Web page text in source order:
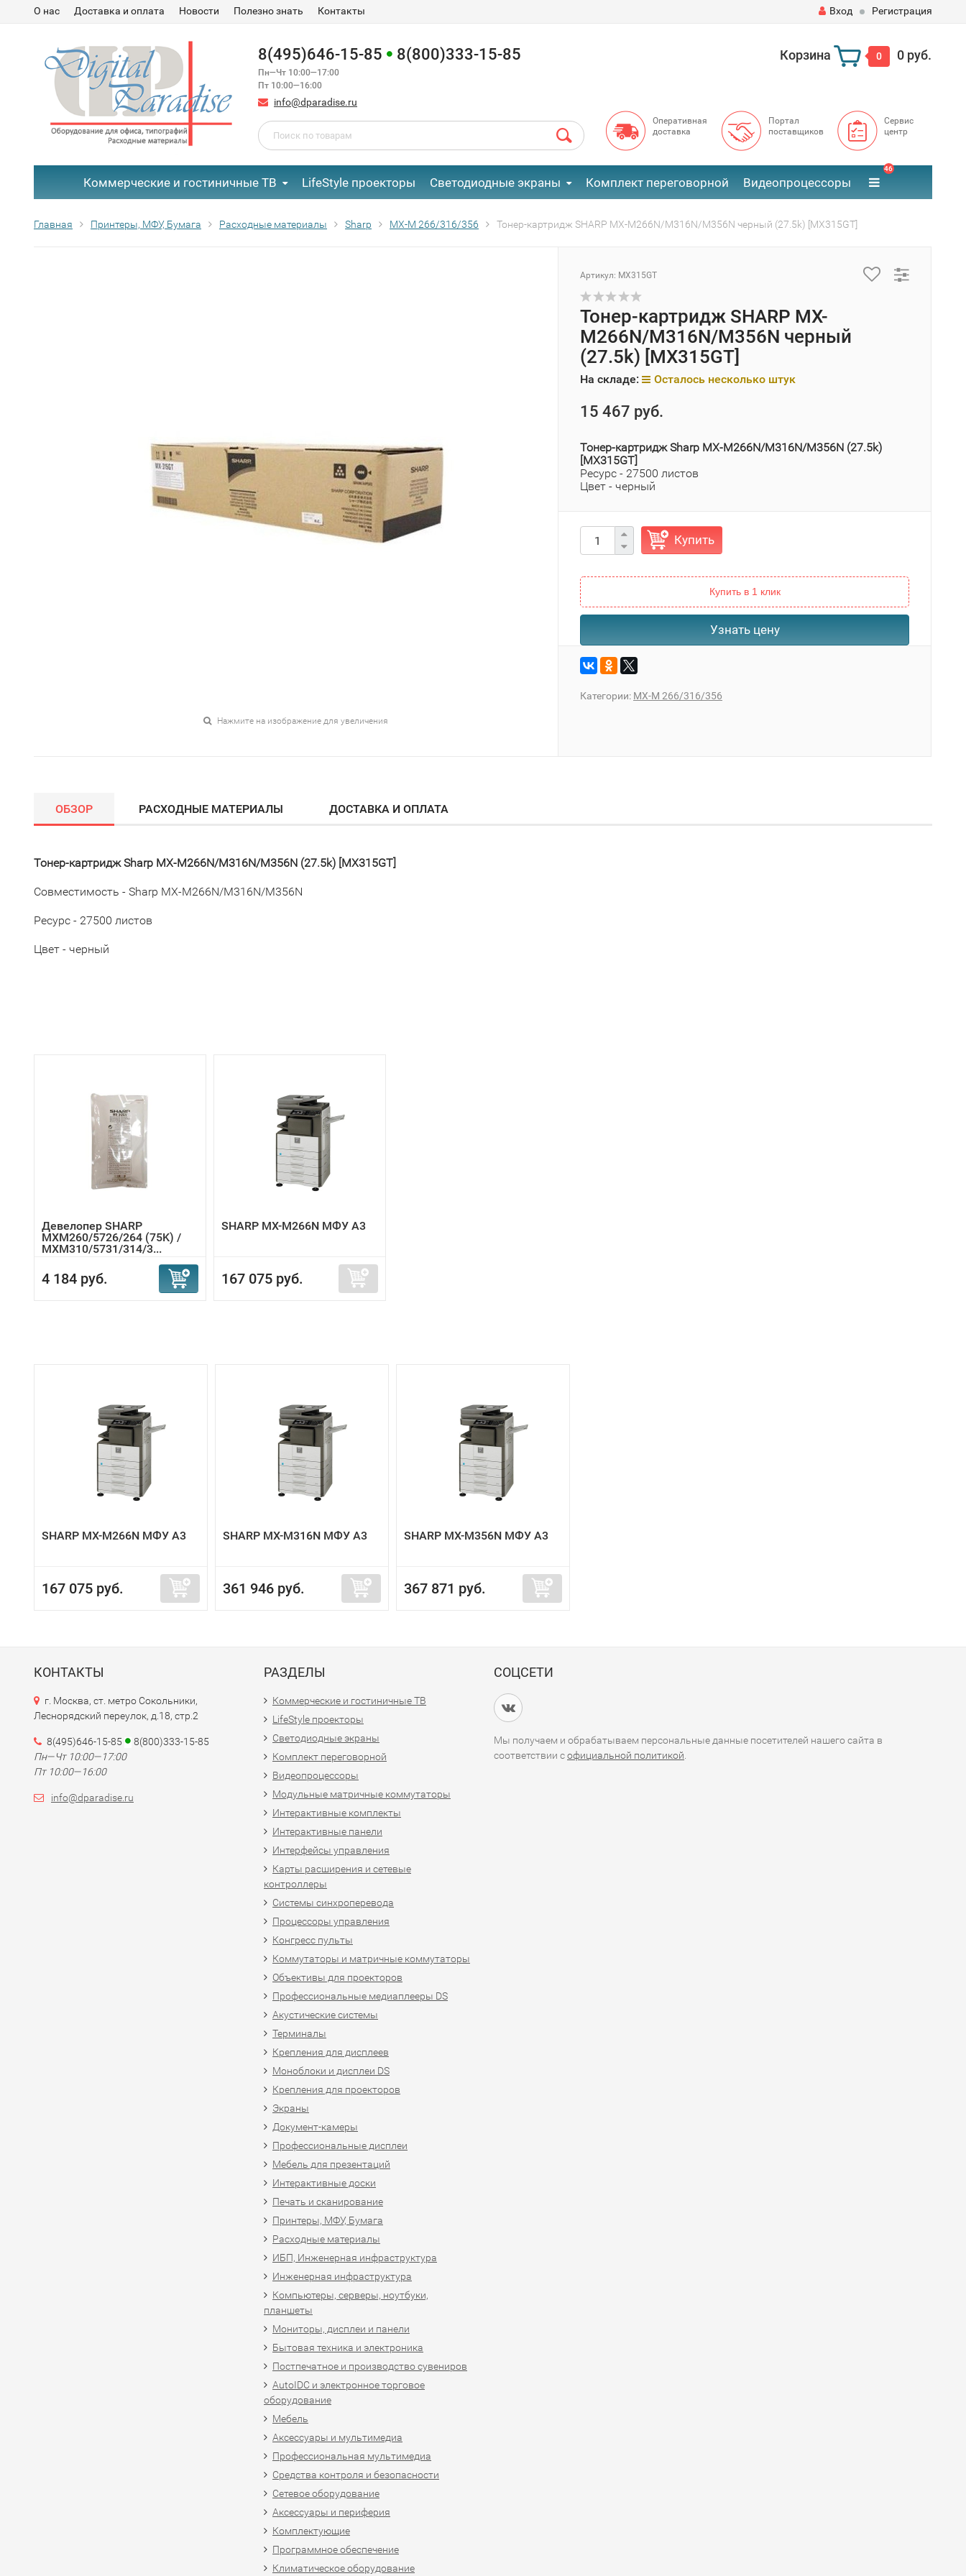
О нас Доставка и оплата Новости Полезно знать Контакты Вход Регистрация
8(495)646-15-85 8(800)333-15-85
Пн—Чт 10:00—17:00
Пт 10:00—16:00
info@dparadise.ru
Корзина 0 0 руб.
Оперативная
доставка
Портал
поставщиков
Сервис
центр
Коммерческие и гостиничные ТВ LifeStyle проекторы Светодиодные экраны Комплект переговорной Видеопроцессоры
46
Главная Принтеры, МФУ, Бумага Расходные материалы Sharp MX-M 266/316/356 Тонер-картридж SHARP MX-M266N/M316N/M356N черный (27.5k) [MX315GT]
Нажмите на изображение для увеличения
Артикул: MX315GT
Тонер-картридж SHARP MX-
M266N/M316N/M356N черный
(27.5k) [MX315GT]
На складе: Осталось несколько штук
15 467 руб.
Тонер-картридж Sharp MX-M266N/M316N/M356N (27.5k)
[MX315GT]
Ресурс - 27500 листов
Цвет - черный
Купить
Купить в 1 клик
Узнать цену
Категории: MX-M 266/316/356
ОБЗОР РАСХОДНЫЕ МАТЕРИАЛЫ ДОСТАВКА И ОПЛАТА
Тонер-картридж Sharp MX-M266N/M316N/M356N (27.5k) [MX315GT]
Совместимость - Sharp MX-M266N/M316N/M356N
Ресурс - 27500 листов
Цвет - черный
Девелопер SHARP
MXM260/5726/264 (75K) /
MXM310/5731/314/3...
4 184 руб.
SHARP MX-M266N МФУ А3
167 075 руб.
SHARP MX-M266N МФУ А3
167 075 руб.
SHARP MX-M316N МФУ A3
361 946 руб.
SHARP MX-M356N МФУ А3
367 871 руб.
КОНТАКТЫ
г. Москва, ст. метро Сокольники,
Леснорядский переулок, д.18, стр.2
8(495)646-15-85
8(800)333-15-85
Пн—Чт 10:00—17:00
Пт 10:00—16:00
info@dparadise.ru
РАЗДЕЛЫ
Коммерческие и гостиничные ТВ
LifeStyle проекторы
Светодиодные экраны
Комплект переговорной
Видеопроцессоры
Модульные матричные коммутаторы
Интерактивные комплекты
Интерактивные панели
Интерфейсы управления
Карты расширения и сетевые
контроллеры
Системы синхроперевода
Процессоры управления
Конгресс пульты
Коммутаторы и матричные коммутаторы
Объективы для проекторов
Профессиональные медиаплееры DS
Акустические системы
Терминалы
Крепления для дисплеев
Моноблоки и дисплеи DS
Крепления для проекторов
Экраны
Документ-камеры
Профессиональные дисплеи
Мебель для презентаций
Интерактивные доски
Печать и сканирование
Принтеры, МФУ, Бумага
Расходные материалы
ИБП, Инженерная инфраструктура
Инженерная инфраструктура
Компьютеры, серверы, ноутбуки,
планшеты
Мониторы, дисплеи и панели
Бытовая техника и электроника
Постпечатное и производство сувениров
AutoIDC и электронное торговое
оборудование
Мебель
Аксессуары и мультимедиа
Профессиональная мультимедиа
Средства контроля и безопасности
Сетевое оборудование
Аксессуары и периферия
Комплектующие
Программное обеспечение
Климатическое оборудование
СОЦСЕТИ
Мы получаем и обрабатываем персональные данные посетителей нашего сайта в
соответствии софициальной политикой